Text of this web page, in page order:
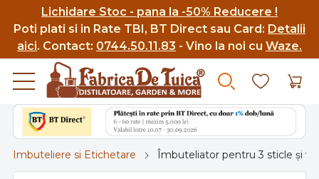
Lichidare Stoc - pana la -50% Reducere !
Poti plati si in Rate TBI, BT Direct sau Card: Detalii
aici. Contact: 0744.50.11.83 - Vino la noi cu Waze.
Imbuteliere si Etichetare Îmbuteliator pentru 3 sticle și